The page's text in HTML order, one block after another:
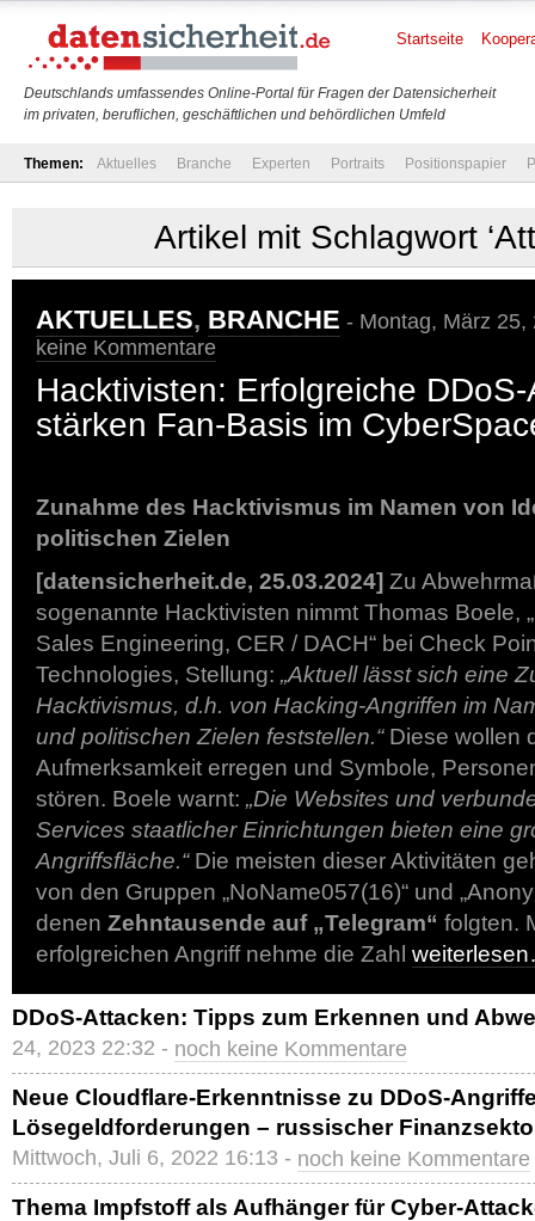
Deutschlands umfassendes Online-Portal für Fragen der Datensicherheit
im privaten, beruflichen, geschäftlichen und behördlichen Umfeld
Startseite
Themen: Aktuelles Branche Experten Portraits Positionspapier
Artikel mit Schlagwort
AKTUELLES, BRANCHE - Montag, März
keine Kommentare
Hacktivisten: Erfolgreiche
stärken Fan-Basis im
Zunahme des Hacktivismus im Namen von
politischen Zielen
[datensicherheit.de, 25.03.2024] Zu
sogenannte Hacktivisten nimmt Thomas Boele,
Sales Engineering, CER / DACH“ bei Check
Technologies, Stellung: „Aktuell lässt sich eine
Hacktivismus, d.h. von Hacking-Angriffen im
und politischen Zielen feststellen.“Diese wollen
Aufmerksamkeit erregen und Symbole,
stören. Boele warnt: „Die Websites und
Services staatlicher Einrichtungen bieten eine
Angriffsfläche.“Die meisten dieser Aktivitäten
von den Gruppen „NoName057(16)“ und
denen Zehntausende auf „Telegram“ folgten.
erfolgreichen Angriff nehme die Zahl
DDoS-Attacken: Tipps zum Erkennen und
24, 2023 22:32 - noch keine Kommentare
Neue Cloudflare-Erkenntnisse zu DDoS-
Lösegeldforderungen – russischer
Mittwoch, Juli 6, 2022 16:13 - noch keine Kommentare
Thema Impfstoff als Aufhänger für Cyber-